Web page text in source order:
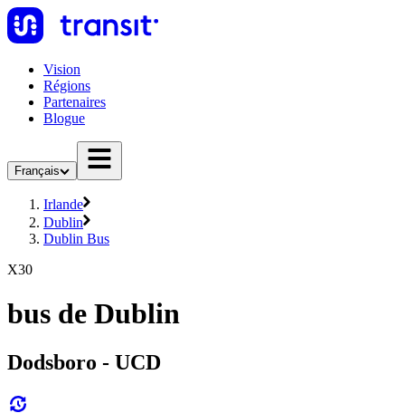
Vision
Régions
Partenaires
Blogue
Français
Irlande
Dublin
Dublin Bus
X30
bus de Dublin
Dodsboro - UCD